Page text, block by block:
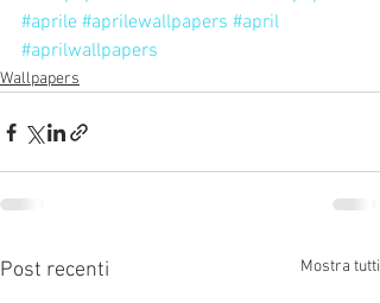
#aprile #aprilewallpapers #april
#aprilwallpapers
Wallpapers
Post recenti Mostra tutti